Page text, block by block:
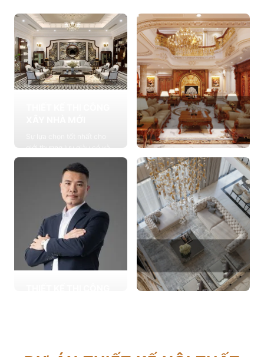
giới thượng lưu giàu có và
đẳng cấp, cung cấp các
giải pháp thiết kế chuyên
Xem chi tiết
THIẾT KẾ THI CÔNG
NỘI THẤT
Cung cấp các giải pháp
theo phong cách sống với
thiết kế nội thất thông minh
mang tính thẩm mỹ cao
Xem chi tiết
lựa chọn từ các gia đình